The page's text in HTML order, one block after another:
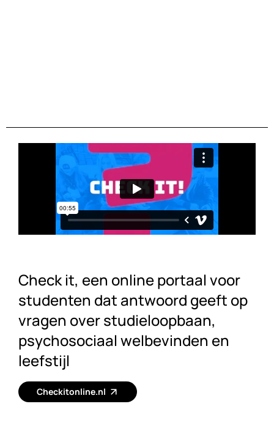
Check it, een online portaal voor
studenten dat antwoord geeft op
vragen over studieloopbaan,
psychosociaal welbevinden en
leefstijl
Checkitonline.nl